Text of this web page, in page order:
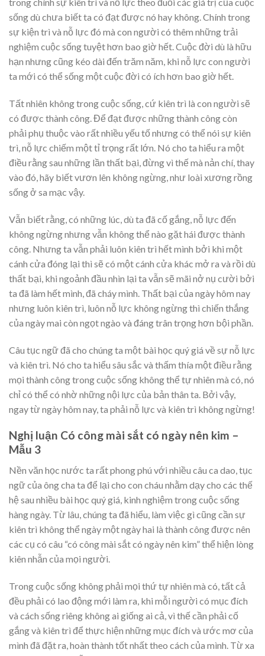
sống dù chưa biết ta có đạt được nó hay không. Chính trong
sự kiện trì và nỗ lực đó mà con người có thêm những trải
nghiệm cuộc sống tuyệt hơn bao giờ hết. Cuộc đời dù là hữu
hạn nhưng cũng kéo dài đến trăm năm, khi nỗ lực con người
ta mới có thể sống một cuộc đời có ích hơn bao giờ hết.
Tất nhiên không trong cuộc sống, cứ kiên trì là con người sẽ
có được thành công. Để đạt được những thành công còn
phải phụ thuộc vào rất nhiều yếu tố nhưng có thể nói sự kiên
trì, nỗ lực chiếm một tỉ trọng rất lớn. Nó cho ta hiểu ra một
điều rằng sau những lần thất bại, đừng vì thế mà nản chí, thay
vào đó, hãy biết vươn lên không ngừng, như loài xương rồng
sống ở sa mạc vậy.
Vẫn biết rằng, có những lúc, dù ta đã cố gắng, nỗ lực đến
không ngừng nhưng vẫn không thể nào gặt hái được thành
công. Nhưng ta vẫn phải luôn kiên trì hết mình bởi khi một
cánh cửa đóng lại thì sẽ có một cánh cửa khác mở ra và rồi dù
thất bại, khi ngoảnh đầu nhìn lại ta vẫn sẽ mãi nở nụ cười bởi
ta đã làm hết mình, đã cháy mình. Thất bại của ngày hôm nay
nhưng luôn kiên trì, luôn nỗ lực không ngừng thì chiến thắng
của ngày mai còn ngọt ngào và đáng trân trọng hơn bội phần.
Câu tục ngữ đã cho chúng ta một bài học quý giá về sự nỗ lực
và kiên trì. Nó cho ta hiểu sâu sắc và thấm thía một điều rằng
mọi thành công trong cuộc sống không thể tự nhiên mà có, nó
chỉ có thể có nhờ những nội lực của bản thân ta. Bởi vậy,
ngay từ ngày hôm nay, ta phải nỗ lực và kiên trì không ngừng!
Nghị luận Có công mài sắt có ngày nên kim –
Mẫu 3
Nền văn học nước ta rất phong phú với nhiều câu ca dao, tục
ngữ của ông cha ta để lại cho con cháu nhằm dạy cho các thế
hệ sau nhiều bài học quý giá, kinh nghiệm trong cuộc sống
hàng ngày. Từ lâu, chúng ta đã hiểu, làm việc gì cũng cần sự
kiên trì không thể ngày một ngày hai là thành công được nên
các cụ có câu “có công mài sắt có ngày nên kim” thể hiện lòng
kiên nhẫn của mọi người.
Trong cuộc sống không phải mọi thứ tự nhiên mà có, tất cả
đều phải có lao động mới làm ra, khi mỗi người có mục đích
và cách sống riêng không ai giống ai cả, vì thế cần phải cố
gắng và kiên trì để thực hiện những mục đích và ước mơ của
mình đã đặt ra, hoàn thành tốt nhất theo cách của mình. Từ xa